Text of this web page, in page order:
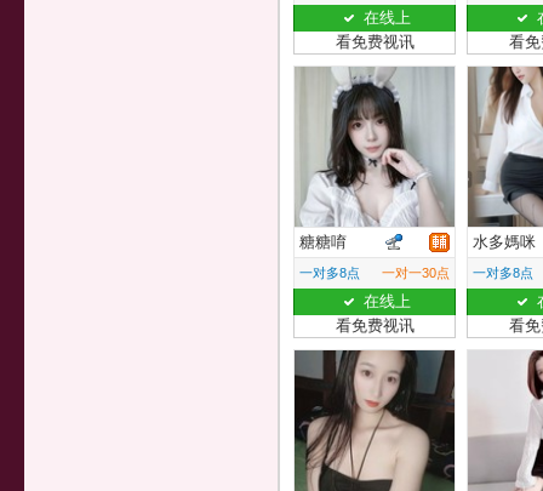
在线上
看免费视讯
看
糖糖唷
一对多8点 一对一30点
在线上
看免费视讯
水多媽咪
一对多8点
看